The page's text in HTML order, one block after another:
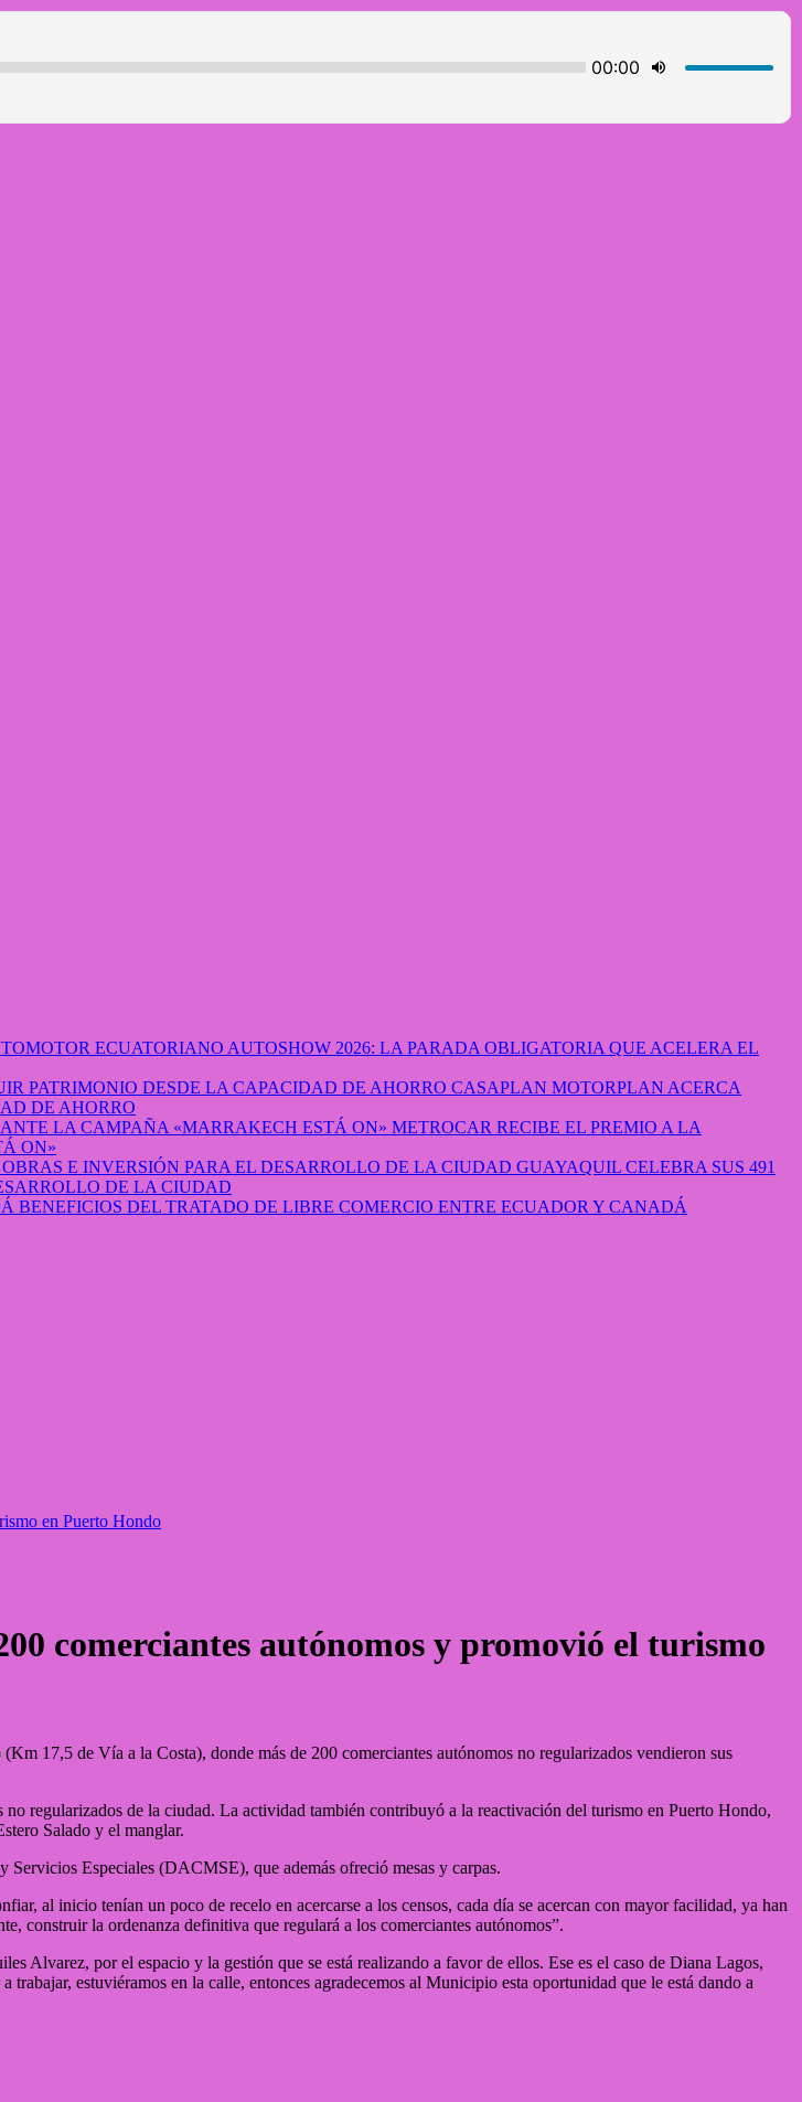
AUTOSHOW 2026: LA PARADA OBLIGATORIA QUE ACELERA EL
CASAPLAN MOTORPLAN ACERCA
DE AHORRO
METROCAR RECIBE EL PREMIO A LA
ON»
GUAYAQUIL CELEBRA SUS 491
DE LA CIUDAD
BENEFICIOS DEL TRATADO DE LIBRE COMERCIO ENTRE ECUADOR Y CANADÁ
en Puerto Hondo
comerciantes autónomos y promovió el turismo
17,5 de Vía a la Costa), donde más de 200 comerciantes autónomos no regularizados vendieron sus
regularizados de la ciudad. La actividad también contribuyó a la reactivación del turismo en Puerto Hondo,
Salado y el manglar.
Especiales (DACMSE), que además ofreció mesas y carpas.
al inicio tenían un poco de recelo en acercarse a los censos, cada día se acercan con mayor facilidad, ya han
construir la ordenanza definitiva que regulará a los comerciantes autónomos”.
Alvarez, por el espacio y la gestión que se está realizando a favor de ellos. Ese es el caso de Diana Lagos,
estuviéramos en la calle, entonces agradecemos al Municipio esta oportunidad que le está dando a